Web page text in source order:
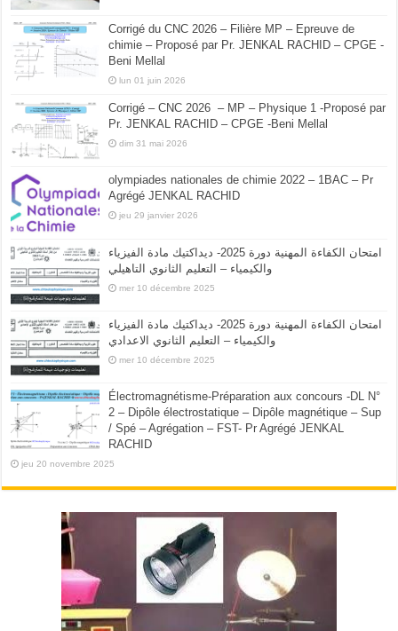
Corrigé du CNC 2026 – Filière MP – Epreuve de
chimie – Proposé par Pr. JENKAL RACHID – CPGE -
Beni Mellal
lun 01 juin 2026
Corrigé – CNC 2026 – MP – Physique 1 -Proposé par
Pr. JENKAL RACHID – CPGE -Beni Mellal
dim 31 mai 2026
olympiades nationales de chimie 2022 – 1BAC – Pr
Agrégé JENKAL RACHID
jeu 29 janvier 2026
امتحان الكفاءة المهنية دورة 2025- ديداكتيك مادة الفيزياء
والكيمياء – التعليم الثانوي التاهيلي
mer 10 décembre 2025
امتحان الكفاءة المهنية دورة 2025- ديداكتيك مادة الفيزياء
والكيمياء – التعليم الثانوي الاعدادي
mer 10 décembre 2025
Électromagnétisme-Préparation aux concours -DL N°
2 – Dipôle électrostatique – Dipôle magnétique – Sup
/ Spé – Agrégation – FST- Pr Agrégé JENKAL
RACHID
jeu 20 novembre 2025